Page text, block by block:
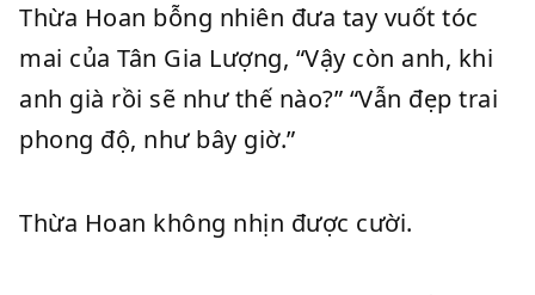
Thừa Hoan bỗng nhiên đưa tay vuốt tóc
mai của Tân Gia Lượng, “Vậy còn anh, khi
anh già rồi sẽ như thế nào?” “Vẫn đẹp trai
phong độ, như bây giờ.”
Thừa Hoan không nhịn được cười.